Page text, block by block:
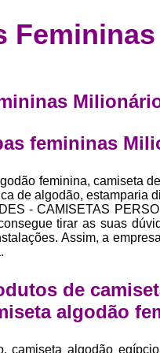
femininas
feminina, camiseta
de algodão, estamparia
- CAMISETAS
tirar as suas
Assim, a
de
algodão
camiseta algodão